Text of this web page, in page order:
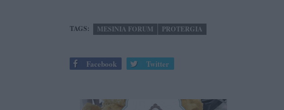
TAGS: MESINIA FORUM PROTERGIA
Facebook Twitter